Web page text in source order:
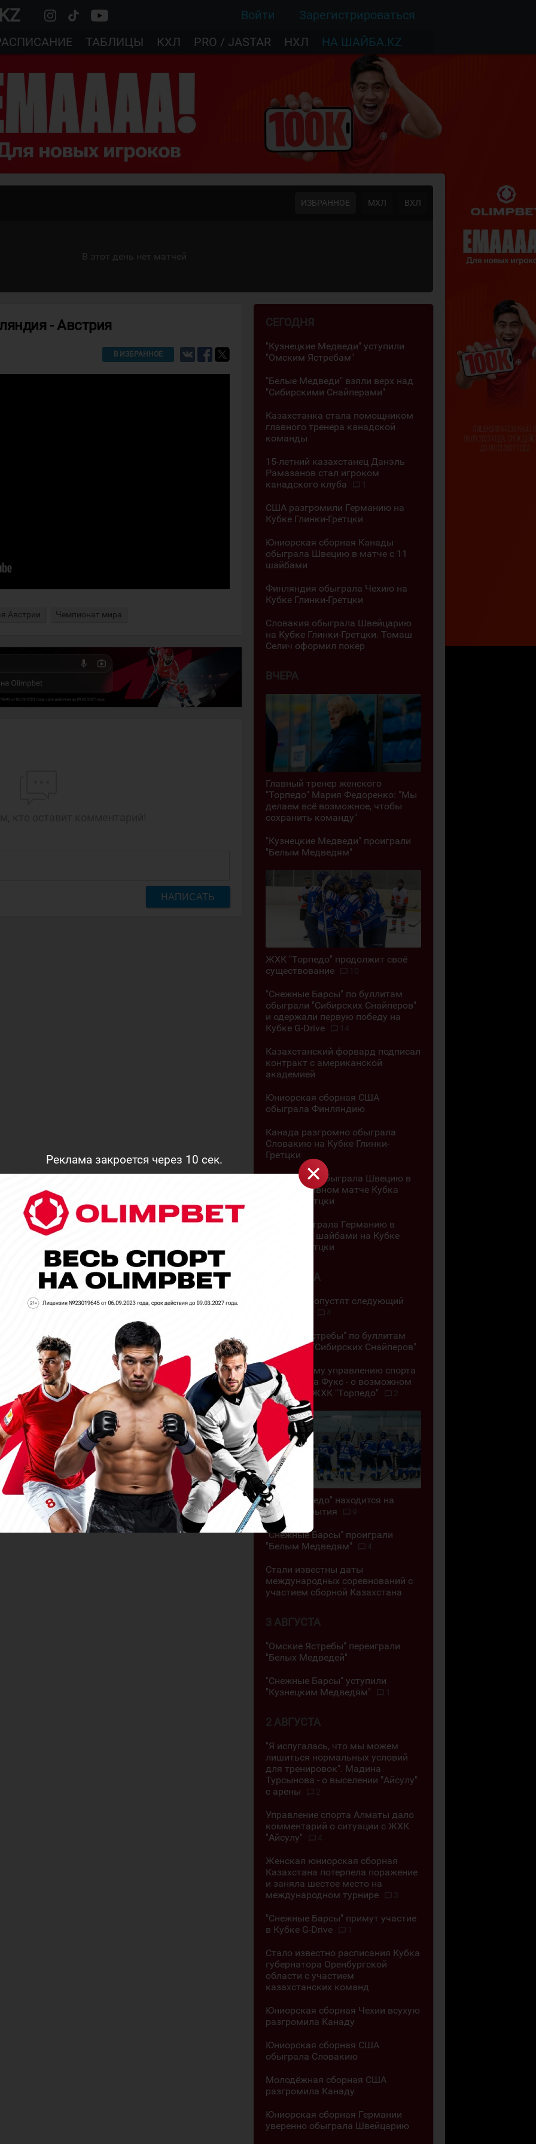
Реклама закроется через9сек.
Войти
Зарегистрироваться
ТАБЛИЦЫ КХЛ PRO / JASTAR НХЛ НА ШАЙБА.KZ
ИЗБРАННОЕ МХЛ ВХЛ
В этот день нет матчей
- Австрия
В ИЗБРАННОЕ
Австрии Чемпионат мира
НАПИСАТЬ
СЕГОДНЯ
"Кузнецкие Медведи" уступили
"Омским Ястребам"
"Белые Медведи" взяли верх над
"Сибирскими Снайперами"
Казахстанка стала помощником
главного тренера канадской
команды
15-летний казахстанец Данэль
Рамазанов стал игроком
канадского клуба
1
США разгромили Германию на
Кубке Глинки-Гретцки
Юниорская сборная Канады
обыграла Швецию в матче с 11
шайбами
Финляндия обыграла Чехию на
Кубке Глинки-Гретцки
Словакия обыграла Швейцарию
на Кубке Глинки-Гретцки. Томаш
Селич оформил покер
ВЧЕРА
Главный тренер женского
"Торпедо" Мария Федоренко: "Мы
делаем всё возможное, чтобы
сохранить команду"
"Кузнецкие Медведи" проиграли
"Белым Медведям"
ЖХК "Торпедо" продолжит своё
существование
10
"Снежные Барсы" по буллитам
обыграли "Сибирских Снайперов"
и одержали первую победу на
Кубке G-Drive
14
Казахстанский форвард подписал
контракт с американской
академией
Юниорская сборная США
обыграла Финляндию
Канада разгромно обыграла
Словакию на Кубке Глинки-
Гретцки
Швейцария обыграла Швецию в
результативном матче Кубка
Глинки-Гретцки
Чехия обыграла Германию в
матче с 11 шайбами на Кубке
Глинки-Гретцки
4 АВГУСТА
"Челны" пропустят следующий
4
"Омские Ястребы" по буллитам
обыграли "Сибирских Снайперов"
"Позор всему управлению спорта
ВКО". Алёна Фукс - о возможном
закрытии ЖХК "Торпедо"
2
ЖХК "Торпедо" находится на
грани закрытия
9
"Снежные Барсы" проиграли
"Белым Медведям"
4
Стали известны даты
международных соревнований с
участием сборной Казахстана
3 АВГУСТА
"Омские Ястребы" переиграли
"Белых Медведей"
"Снежные Барсы" уступили
"Кузнецким Медведям"
1
2 АВГУСТА
"Я испугалась, что мы можем
лишиться нормальных условий
для тренировок". Мадина
Турсынова - о выселении "Айсулу"
с арены
2
Управление спорта Алматы дало
комментарий о ситуации с ЖХК
"Айсулу"
4
Женская юниорская сборная
Казахстана потерпела поражение
и заняла шестое место на
международном турнире
3
"Снежные Барсы" примут участие
в Кубке G-Drive
1
Стало известно расписания Кубка
губернатора Оренбургской
области с участием
казахстанских команд
Юниорская сборная Чехии всухую
разгромила Канаду
Юниорская сборная США
обыграла Словакию
Молодёжная сборная США
разгромила Канаду
Юниорская сборная Германии
уверенно обыграла Швейцарию